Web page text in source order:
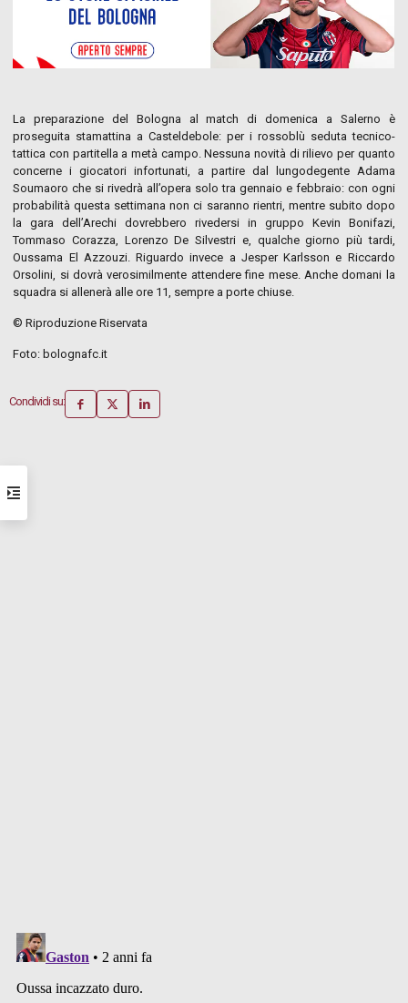
La preparazione del Bologna al match di domenica a Salerno è
proseguita stamattina a Casteldebole: per i rossoblù seduta tecnico-
tattica con partitella a metà campo. Nessuna novità di rilievo per quanto
concerne i giocatori infortunati, a partire dal lungodegente Adama
Soumaoro che si rivedrà all’opera solo tra gennaio e febbraio: con ogni
probabilità questa settimana non ci saranno rientri, mentre subito dopo
la gara dell’Arechi dovrebbero rivedersi in gruppo Kevin Bonifazi,
Tommaso Corazza, Lorenzo De Silvestri e, qualche giorno più tardi,
Oussama El Azzouzi. Riguardo invece a Jesper Karlsson e Riccardo
Orsolini, si dovrà verosimilmente attendere fine mese. Anche domani la
squadra si allenerà alle ore 11, sempre a porte chiuse.
© Riproduzione Riservata
Foto: bolognafc.it
Condividi su: